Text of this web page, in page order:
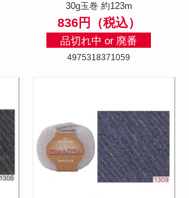
30g玉巻 約123m
836円（税込）
品切れ中 or 廃番
4975318371059